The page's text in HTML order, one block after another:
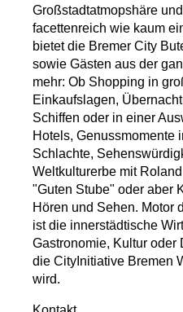
Großstadtatmopshäre
facettenreich wie kaum
bietet die Bremer City
sowie Gästen aus der
mehr: Ob Shopping in
Einkaufslagen,
Schiffen oder in einer
Hotels, Genussmomente
Schlachte,
Weltkulturerbe mit
"Guten Stube" oder aber
Hören und Sehen. Motor
ist die innerstädtische
Gastronomie, Kultur oder
die CityInitiative Bremen
wird.